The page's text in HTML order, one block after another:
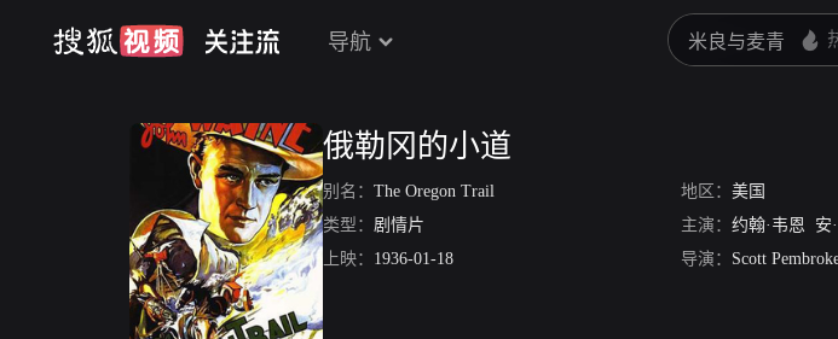
导航
俄勒冈的小道
别名： The Oregon Trail 地区： 美国
类型： 剧情片 主演： 约翰·韦恩 安
上映： 1936-01-18 导演： Scott